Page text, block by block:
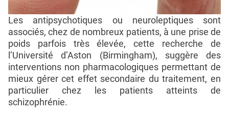
Les antipsychotiques ou neuroleptiques sont
associés, chez de nombreux patients, à une prise de
poids parfois très élevée, cette recherche de
l’Université d’Aston (Birmingham), suggère des
interventions non pharmacologiques permettant de
mieux gérer cet effet secondaire du traitement, en
particulier chez les patients atteints de
schizophrénie.